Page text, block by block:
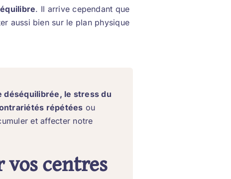
. Il arrive cependant que
aussi bien sur le plan physique
déséquilibrée, le stress du
répétées ou
et affecter notre
centres